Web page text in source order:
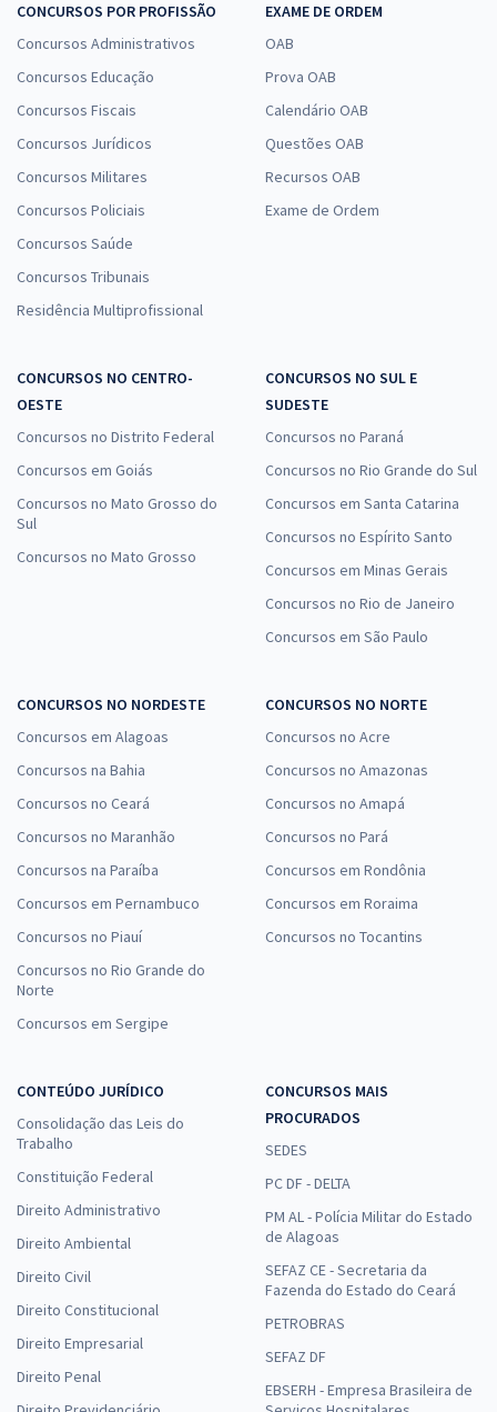
CONCURSOS POR PROFISSÃO
Concursos Administrativos
Concursos Educação
Concursos Fiscais
Concursos Jurídicos
Concursos Militares
Concursos Policiais
Concursos Saúde
Concursos Tribunais
Residência Multiprofissional
EXAME DE ORDEM
OAB
Prova OAB
Calendário OAB
Questões OAB
Recursos OAB
Exame de Ordem
CONCURSOS NO CENTRO-
OESTE
Concursos no Distrito Federal
Concursos em Goiás
Concursos no Mato Grosso do
Sul
Concursos no Mato Grosso
CONCURSOS NO SUL E
SUDESTE
Concursos no Paraná
Concursos no Rio Grande do Sul
Concursos em Santa Catarina
Concursos no Espírito Santo
Concursos em Minas Gerais
Concursos no Rio de Janeiro
Concursos em São Paulo
CONCURSOS NO NORDESTE
Concursos em Alagoas
Concursos na Bahia
Concursos no Ceará
Concursos no Maranhão
Concursos na Paraíba
Concursos em Pernambuco
Concursos no Piauí
Concursos no Rio Grande do
Norte
Concursos em Sergipe
CONCURSOS NO NORTE
Concursos no Acre
Concursos no Amazonas
Concursos no Amapá
Concursos no Pará
Concursos em Rondônia
Concursos em Roraima
Concursos no Tocantins
CONTEÚDO JURÍDICO
Consolidação das Leis do
Trabalho
Constituição Federal
Direito Administrativo
Direito Ambiental
Direito Civil
Direito Constitucional
Direito Empresarial
Direito Penal
CONCURSOS MAIS
PROCURADOS
SEDES
PC DF - DELTA
PM AL - Polícia Militar do Estado
de Alagoas
SEFAZ CE - Secretaria da
Fazenda do Estado do Ceará
PETROBRAS
SEFAZ DF
EBSERH - Empresa Brasileira de